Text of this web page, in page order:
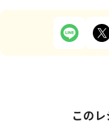
この